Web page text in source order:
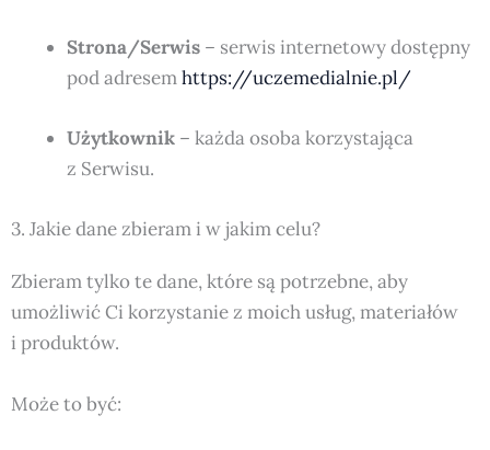
Strona/Serwis – serwis internetowy dostępny
pod adresemhttps://uczemedialnie.pl/
Użytkownik – każda osoba korzystająca
z Serwisu.
3. Jakie dane zbieram i w jakim celu?
Zbieram tylko te dane, które są potrzebne, aby
umożliwić Ci korzystanie z moich usług, materiałów
i produktów.
Może to być: